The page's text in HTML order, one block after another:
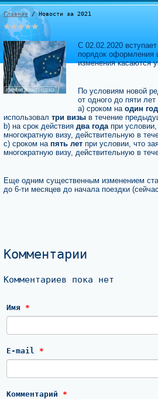
Главная / Новости за 2021
C 02.02.2020
порядок оформления
изменения касаются
По условиям новой
от одного до пяти
а) сроком на один год
использовал три визы в течение
b) на срок действия два года при
многократную визу, действительную в
с) сроком на пять лет при условии, что
многократную визу, действительную в
Еще одним существенным изменением
до 6-ти месяцев до начала поездки
Комментарии
Комментариев пока нет
Имя *
E-mail *
Комментарий *